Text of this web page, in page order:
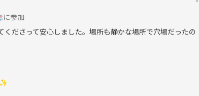
に参加
ださって安心しました。場所も静かな場所で穴場だったの